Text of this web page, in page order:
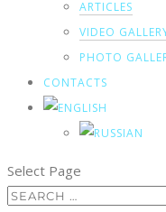
ARTICLES
VIDEO
PHOTO
CONTACTS
Select Page